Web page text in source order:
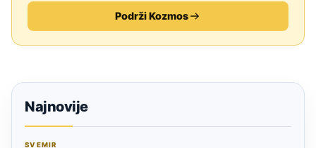
Podrži Kozmos
Najnovije
SVEMIR